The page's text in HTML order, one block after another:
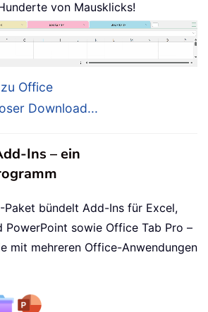
von Mausklicks!
Office
Download...
Ins – ein
-Paket bündelt Add-Ins für Excel,
PowerPoint sowie Office Tab Pro –
mit mehreren Office-Anwendungen